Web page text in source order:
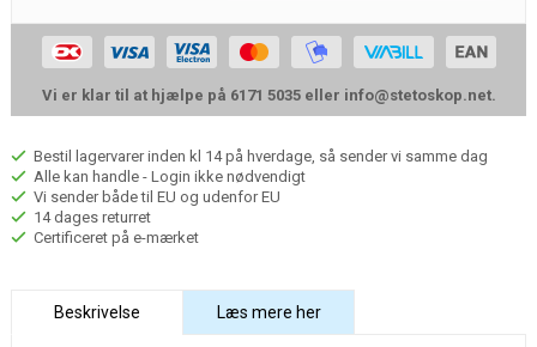
Vi er klar til at hjælpe på 6171 5035 eller info@stetoskop.net.
Bestil lagervarer inden kl 14 på hverdage, så sender vi samme dag
Alle kan handle - Login ikke nødvendigt
Vi sender både til EU og udenfor EU
14 dages returret
Certificeret på e-mærket
Beskrivelse Læs mere her